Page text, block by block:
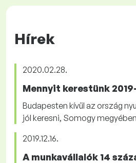
Hírek
2020.02.28.
Mennyit kerestünk
Budapesten kívül az ország
jól keresni, Somogy
2019.12.16.
A munkavállalók 14